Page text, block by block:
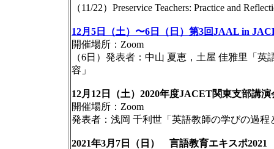
（11/22）Preservice Teachers: Practice and
12月5日（土）〜6日（日）第3回JAAL in
開催場所：Zoom
（6日）発表者：中山 夏恵，土屋 佳雅里「
容」
12月12日（土）2020年度JACET関東支部講演
開催場所：Zoom
発表者：浅岡 千利世「英語教師の学びの過程
2021年3月7日（日） 言語教育エキスポ2021